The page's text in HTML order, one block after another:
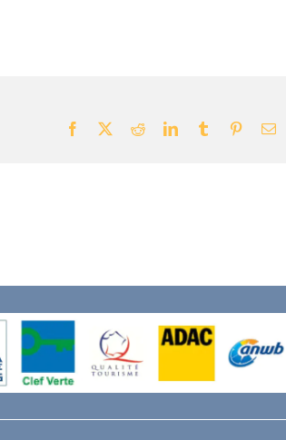
Facebook RedditLinkedInTumblr Pinterest